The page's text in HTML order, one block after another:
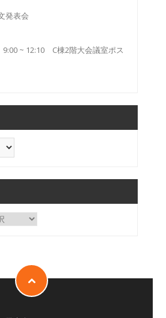
発表会
~ 12:10 C棟2階大会議室ポス